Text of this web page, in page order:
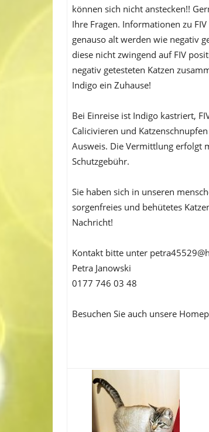
können sich nicht anstecken!!
Ihre Fragen. Informationen zu
genauso alt werden wie negativ
diese nicht zwingend auf FIV
negativ getesteten Katzen
Indigo ein Zuhause!
Bei Einreise ist Indigo kastriert,
Calicivieren und
Ausweis. Die Vermittlung erfolgt
Schutzgebühr.
Sie haben sich in unseren
sorgenfreies und behütetes
Nachricht!
Kontakt bitte unter
Petra Janowski
0177 746 03 48
Besuchen Sie auch unsere